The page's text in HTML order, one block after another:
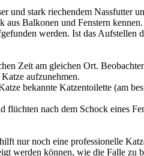
und stark riechendem Nassfutter
Balkonen und Fenstern
werden. Ist das
Zeit am gleichen Ort.
aufzunehmen.
bekannte Katzentoilette (am
nach dem Schock eines
nur noch eine professionelle
werden können, wie die Falle zu